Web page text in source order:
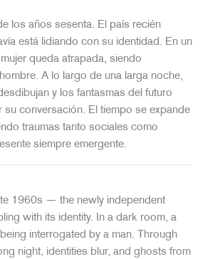
los años sesenta. El país recién
está lidiando con su identidad. En un
queda atrapada, siendo
A lo largo de una larga noche,
y los fantasmas del futuro
su conversación. El tiempo se expande
traumas tanto sociales como
siempre emergente.
1960s — the newly independent
with its identity. In a dark room, a
interrogated by a man. Through
night, identities blur, and ghosts from